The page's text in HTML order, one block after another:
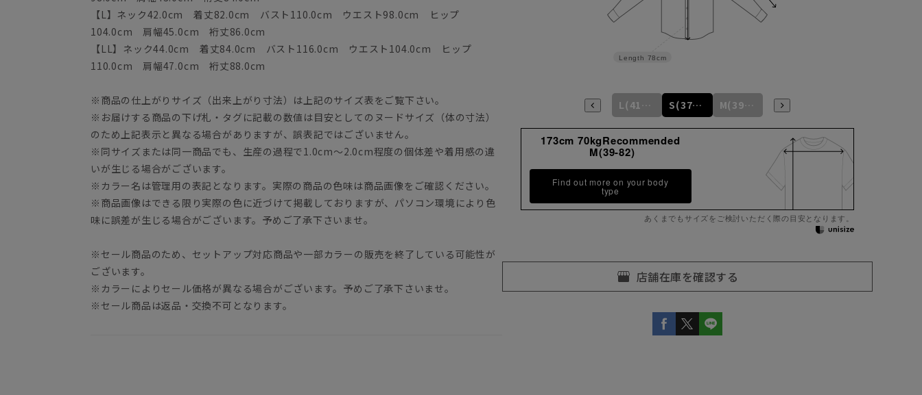
【L】ネック42.0cm 着丈82.0cm バスト110.0cm ウエスト98.0cm ヒップ
104.0cm 肩幅45.0cm 裄丈86.0cm
【LL】ネック44.0cm 着丈84.0cm バスト116.0cm ウエスト104.0cm ヒップ
110.0cm 肩幅47.0cm 裄丈88.0cm
※商品の仕上がりサイズ（出来上がり寸法）は上記のサイズ表をご覧下さい。
※お届けする商品の下げ札・タグに記載の数値は目安としてのヌードサイズ（体の寸法）
のため上記表示と異なる場合がありますが、誤表記ではございません。
※同サイズまたは同一商品でも、生産の過程で1.0cm～2.0cm程度の個体差や着用感の違
いが生じる場合がございます。
※カラー名は管理用の表記となります。実際の商品の色味は商品画像をご確認ください。
※商品画像はできる限り実際の色に近づけて掲載しておりますが、パソコン環境により色
味に誤差が生じる場合がございます。予めご了承下さいませ。
※セール商品のため、セットアップ対応商品や一部カラーの販売を終了している可能性が
ございます。
※カラーによりセール価格が異なる場合がございます。予めご了承下さいませ。
※セール商品は返品・交換不可となります。
Length 78cm
L(41-84) S(37-84) M(39-86)
173cm 70kgRecommended
M(39-82)
Find out more on your body
type
あくまでもサイズをご検討いただく際の目安となります。